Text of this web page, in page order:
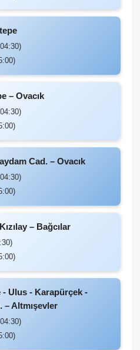
– Ovacık
Cad. – Ovacık
– Bağcılar
- Ulus - Karapürçek -
– Altmışevler